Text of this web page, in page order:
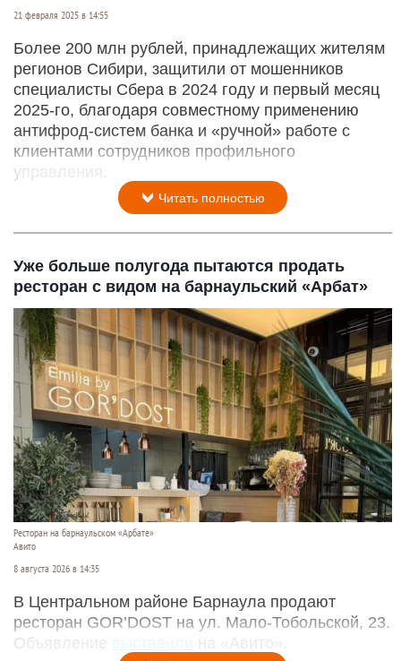
21 февраля 2025 в 14:55
Более 200 млн рублей, принадлежащих жителям
регионов Сибири, защитили от мошенников
специалисты Сбера в 2024 году и первый месяц
2025-го, благодаря совместному применению
антифрод-систем банка и «ручной» работе с
клиентами сотрудников профильного
управления.
Читать полностью
Уже больше полугода пытаются продать
ресторан с видом на барнаульский «Арбат»
Ресторан на барнаульском «Арбате»
Авито
8 августа 2026 в 14:35
В Центральном районе Барнаула продают
ресторан GOR’DOST на ул. Мало-Тобольской, 23.
Объявление
на «Авито».